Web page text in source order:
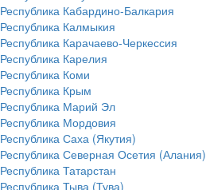
Республика Кабардино-Балкария
Республика Калмыкия
Республика Карачаево-Черкессия
Республика Карелия
Республика Коми
Республика Крым
Республика Марий Эл
Республика Мордовия
Республика Саха (Якутия)
Республика Северная Осетия (Алания)
Республика Татарстан
Республика Тыва (Тува)